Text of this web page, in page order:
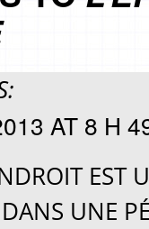
AT 8 H
EST
UNE